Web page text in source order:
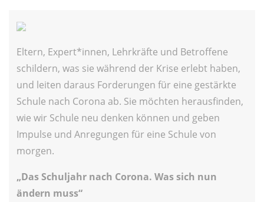
Eltern, Expert*innen, Lehrkräfte und Betroffene
schildern, was sie während der Krise erlebt haben,
und leiten daraus Forderungen für eine gestärkte
Schule nach Corona ab. Sie möchten herausfinden,
wie wir Schule neu denken können und geben
Impulse und Anregungen für eine Schule von
morgen.
„Das Schuljahr nach Corona. Was sich nun
ändern muss“